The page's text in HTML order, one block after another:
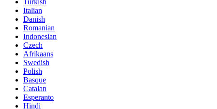
Italian
Danish
Romanian
Indonesian
Czech
Afrikaans
Swedish
Polish
Basque
Catalan
Esperanto
Hindi